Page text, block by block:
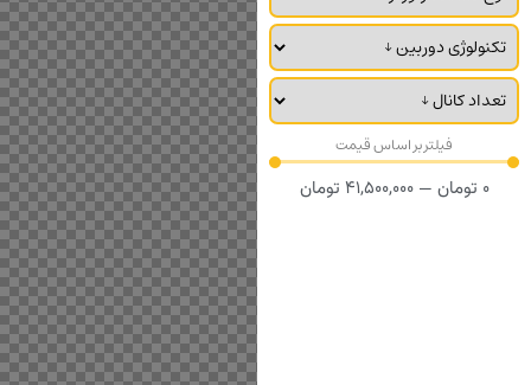
فیلتر بر اساس قیمت
0 تومان —
41,500,000 تومان